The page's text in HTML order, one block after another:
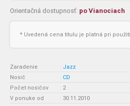
Orientačná dostupnosť: po Vianociach
* Uvedená cena titulu je platná pri použití
Zaradenie : Jazz
Nosič
: CD
Počet nosičov
: 2
V ponuke od
: 30.11.2010